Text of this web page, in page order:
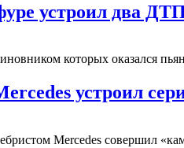
устроил два
которых оказался
устроил
Mercedes совершил